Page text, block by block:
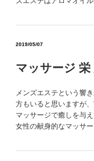
2019/05/07
マッサージ 栄
メンズエステという響
方もいると思いますが
マッサージで癒しを与
女性の献身的なマッサ